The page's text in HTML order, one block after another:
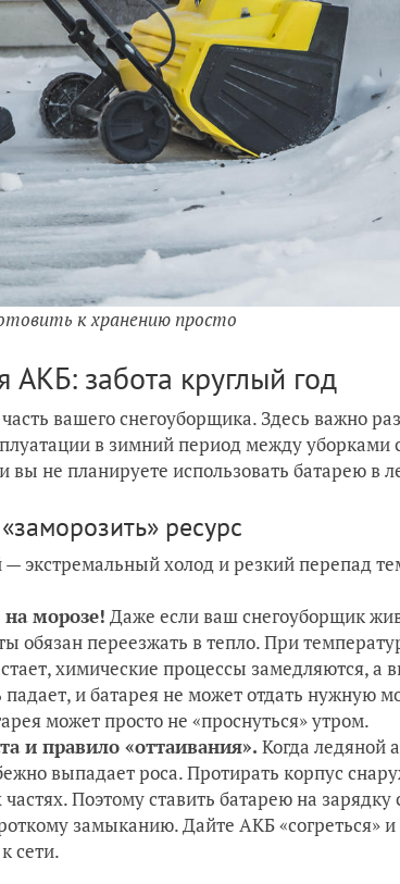
к хранению просто
АКБ: забота круглый год
вашего снегоуборщика. Здесь важно
в зимний период между уборками
вы не планируете использовать батарею в
ресурс
экстремальный холод и резкий перепад
на морозе! Даже если ваш снегоуборщик
обязан переезжать в тепло. При
химические процессы замедляются, а
падает, и батарея не может отдать нужную
может просто не «проснуться» утром.
и правило «оттаивания». Когда ледяной
выпадает роса. Протирать корпус
Поэтому ставить батарею на
замыканию. Дайте АКБ «согреться» и
сети.